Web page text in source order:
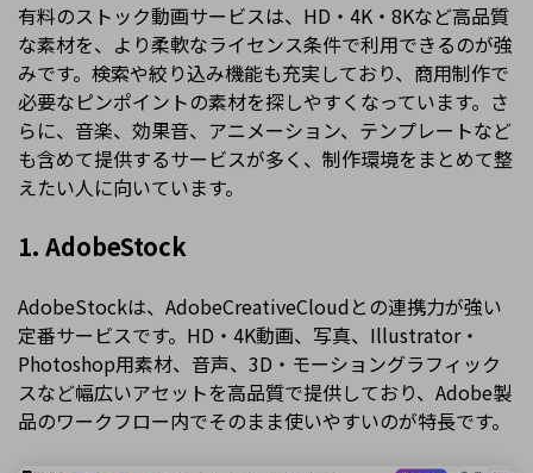
有料のストック動画サービスは、HD・4K・8Kなど高品質
な素材を、より柔軟なライセンス条件で利用できるのが強
みです。検索や絞り込み機能も充実しており、商用制作で
必要なピンポイントの素材を探しやすくなっています。さ
らに、音楽、効果音、アニメーション、テンプレートなど
も含めて提供するサービスが多く、制作環境をまとめて整
えたい人に向いています。
1. AdobeStock
AdobeStockは、AdobeCreativeCloudとの連携力が強い
定番サービスです。HD・4K動画、写真、Illustrator・
Photoshop用素材、音声、3D・モーショングラフィック
スなど幅広いアセットを高品質で提供しており、Adobe製
品のワークフロー内でそのまま使いやすいのが特長です。